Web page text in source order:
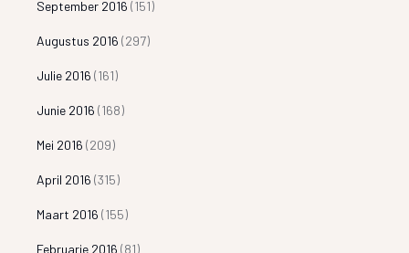
September 2016 (151)
Augustus 2016 (297)
Julie 2016 (161)
Junie 2016 (168)
Mei 2016 (209)
April 2016 (315)
Maart 2016 (155)
Februarie 2016 (81)